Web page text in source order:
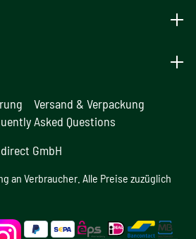
Versand & Verpackung
Asked Questions
GmbH
an Verbraucher. Alle Preise zuzüglich